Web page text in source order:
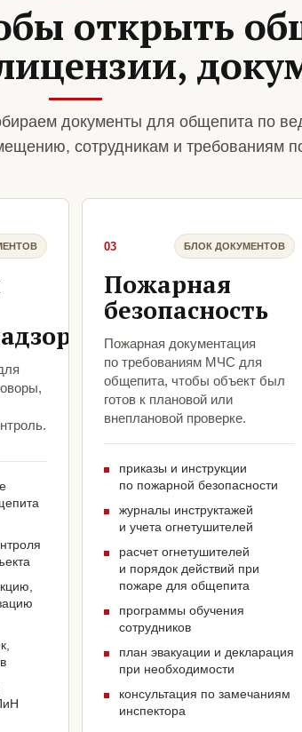
открыть
документы для общепита по
сотрудникам и требованиям
03 БЛОК ДОКУМЕНТОВ
Пожарная
безопасность
Пожарная документация
по требованиям МЧС для
общепита, чтобы объект был
готов к плановой или
внеплановой проверке.
приказы и инструкции
по пожарной безопасности
журналы инструктажей
и учета огнетушителей
расчет огнетушителей
и порядок действий при
пожаре для общепита
программы обучения
сотрудников
план эвакуации и декларация
при необходимости
консультация по замечаниям
инспектора